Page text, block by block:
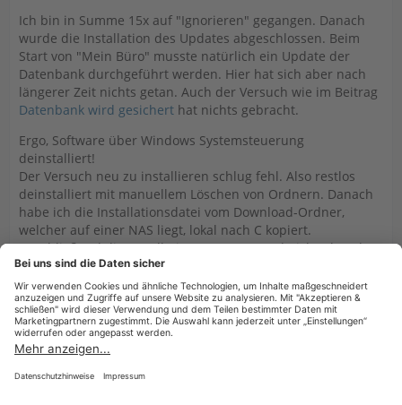
Ich bin in Summe 15x auf "Ignorieren" gegangen. Danach
wurde die Installation des Updates abgeschlossen. Beim
Start von "Mein Büro" musste natürlich ein Update der
Datenbank durchgeführt werden. Hier hat sich aber nach
längerer Zeit nichts getan. Auch der Versuch wie im Beitrag
Datenbank wird gesichert hat nichts gebracht.
Ergo, Software über Windows Systemsteuerung
deinstalliert!
Der Versuch neu zu installieren schlug fehl. Also restlos
deinstalliert mit manuellem Löschen von Ordnern. Danach
habe ich die Installationsdatei vom Download-Ordner,
welcher auf einer NAS liegt, lokal nach C kopiert.
Anschließend die Installation von C aus und nicht über das
Netzwerk gestartet. So hat es geklappt. Gestartet mit Demo-
Daten, eingeloggt, Einrichtungsassistenten abgebrochen,
Datenwiederherstellung gestartet und Datenbank-Update
durchgeführt. Schon lief die Software endlich wieder.